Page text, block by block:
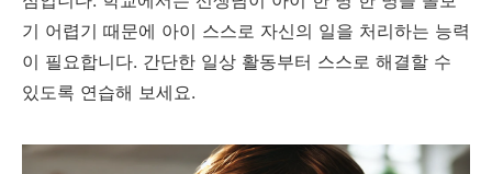
기 어렵기 때문에 아이 스스로 자신의 일을 처리하는 능력
이 필요합니다. 간단한 일상 활동부터 스스로 해결할 수
있도록 연습해 보세요.